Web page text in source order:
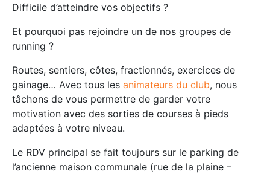
Difficile d’atteindre vos objectifs ?
Et pourquoi pas rejoindre un de nos groupes de
running ?
Routes, sentiers, côtes, fractionnés, exercices de
gainage… Avec tous les animateurs du club, nous
tâchons de vous permettre de garder votre
motivation avec des sorties de courses à pieds
adaptées à votre niveau.
Le RDV principal se fait toujours sur le parking de
l’ancienne maison communale (rue de la plaine –